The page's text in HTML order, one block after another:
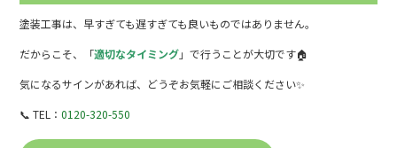
塗装工事は、早すぎても遅すぎても良いものではありません。
だからこそ、「適切なタイミング」で行うことが大切です🏠
気になるサインがあれば、どうぞお気軽にご相談ください✨
📞 TEL：0120-320-550